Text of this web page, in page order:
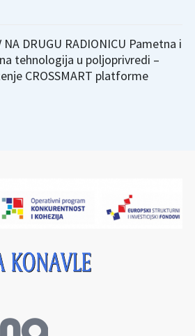
NA DRUGU RADIONICU Pametna i
tehnologija u poljoprivredi –
CROSSMART platforme